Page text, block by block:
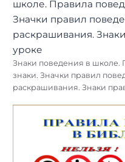
Знаки поведения в школе.
знаки. Значки правил
раскрашивания. Знаки